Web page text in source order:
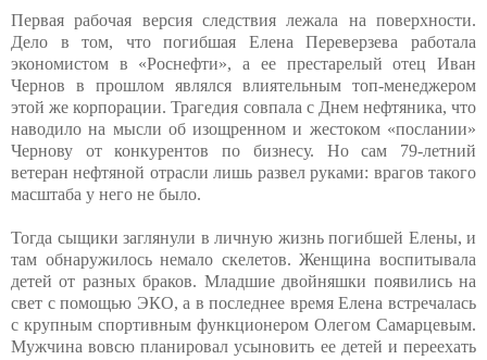
Первая рабочая версия следствия лежала на поверхности.
Дело в том, что погибшая Елена Переверзева работала
экономистом в «Роснефти», а ее престарелый отец Иван
Чернов в прошлом являлся влиятельным топ-менеджером
этой же корпорации. Трагедия совпала с Днем нефтяника, что
наводило на мысли об изощренном и жестоком «послании»
Чернову от конкурентов по бизнесу. Но сам 79-летний
ветеран нефтяной отрасли лишь развел руками: врагов такого
масштаба у него не было.
Тогда сыщики заглянули в личную жизнь погибшей Елены, и
там обнаружилось немало скелетов. Женщина воспитывала
детей от разных браков. Младшие двойняшки появились на
свет с помощью ЭКО, а в последнее время Елена встречалась
с крупным спортивным функционером Олегом Самарцевым.
Мужчина вовсю планировал усыновить ее детей и переехать